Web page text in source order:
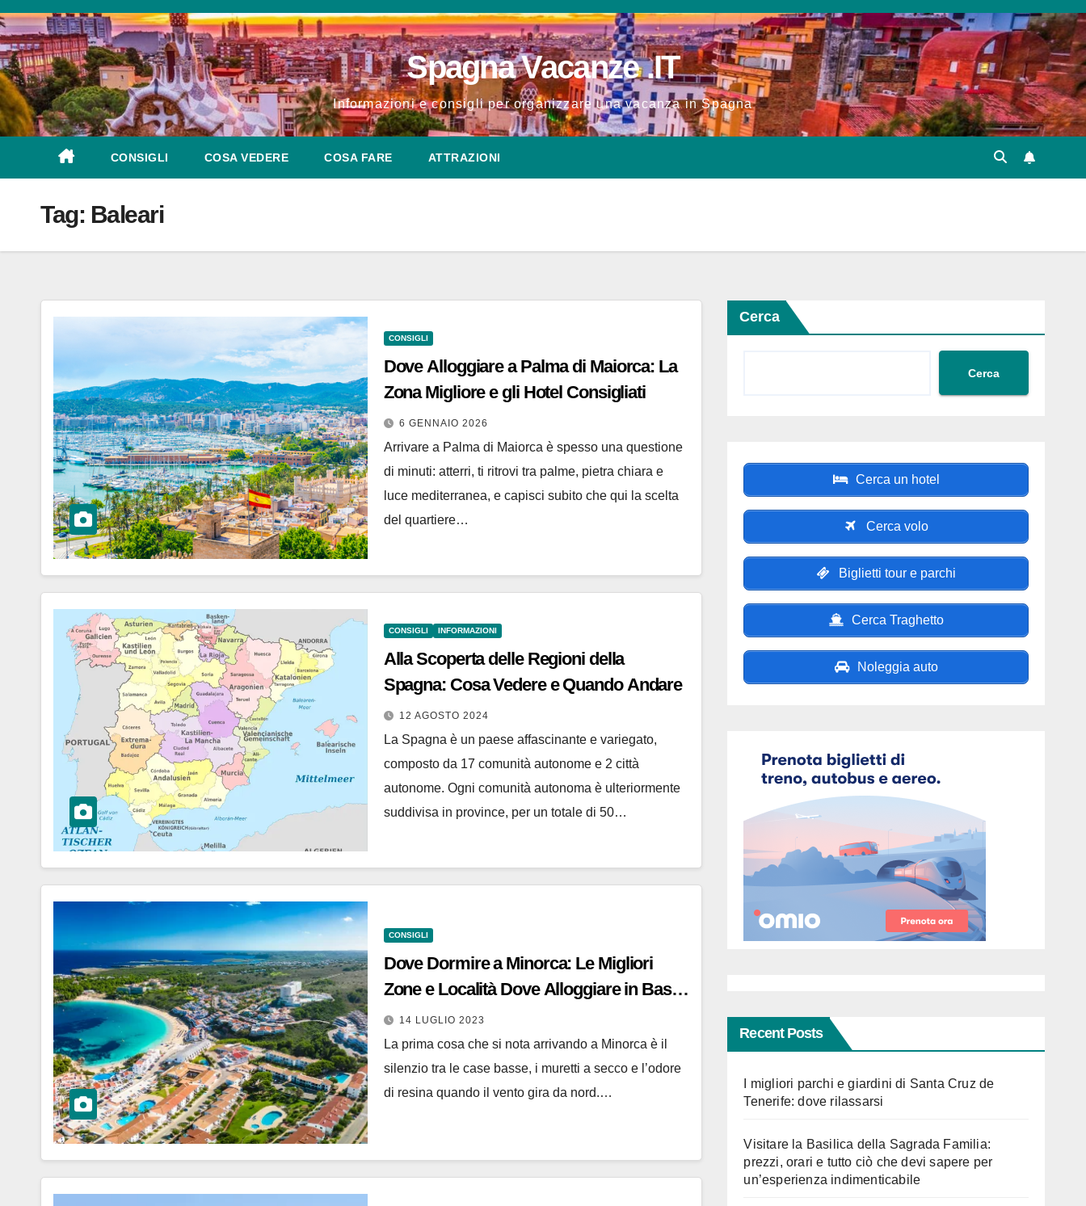
Salta
al
contenuto
Spagna Vacanze .IT
Informazioni e consigli per organizzare una vacanza in Spagna
CONSIGLI COSA VEDERE COSA FARE ATTRAZIONI
Tag: Baleari
CONSIGLI
Dove Alloggiare a Palma di Maiorca: La
Zona Migliore e gli Hotel Consigliati
6 GENNAIO 2026
Arrivare a Palma di Maiorca è spesso una questione
di minuti: atterri, ti ritrovi tra palme, pietra chiara e
luce mediterranea, e capisci subito che qui la scelta
del quartiere…
CONSIGLI INFORMAZIONI
Alla Scoperta delle Regioni della
Spagna: Cosa Vedere e Quando Andare
12 AGOSTO 2024
La Spagna è un paese affascinante e variegato,
composto da 17 comunità autonome e 2 città
autonome. Ogni comunità autonoma è ulteriormente
suddivisa in province, per un totale di 50…
CONSIGLI
Dove Dormire a Minorca: Le Migliori
Zone e Località Dove Alloggiare in Base
alla Tipologia di Turista
14 LUGLIO 2023
La prima cosa che si nota arrivando a Minorca è il
silenzio tra le case basse, i muretti a secco e l’odore
di resina quando il vento gira da nord.…
Cerca
Cerca
Cerca un hotel
Cerca volo
Biglietti tour e parchi
Cerca Traghetto
Noleggia auto
Recent Posts
I migliori parchi e giardini di Santa Cruz de
Tenerife: dove rilassarsi
Visitare la Basilica della Sagrada Familia:
prezzi, orari e tutto ciò che devi sapere per
un’esperienza indimenticabile